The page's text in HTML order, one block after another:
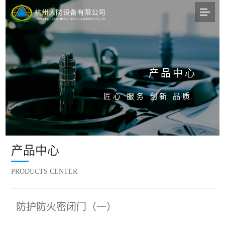
产品中心
匠心 服务 创新 品质
产品中心
PRODUCTS CENTER
防护防火密闭门（一）